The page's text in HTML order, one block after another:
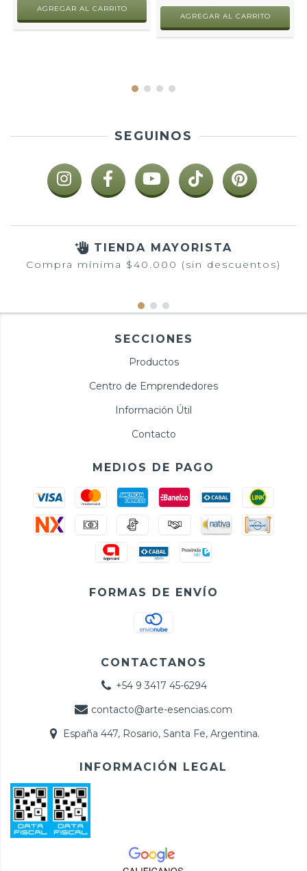
AGREGAR AL CARRITO
AGREGAR AL CARRITO
SEGUINOS
TIENDA MAYORISTA
Compra mínima $40.000 (sin descuentos)
SECCIONES
Productos
Centro de Emprendedores
Información Útil
Contacto
MEDIOS DE PAGO
FORMAS DE ENVÍO
CONTACTANOS
+54 9 3417 45-6294
contacto@arte-esencias.com
España 447, Rosario, Santa Fe, Argentina.
INFORMACIÓN LEGAL